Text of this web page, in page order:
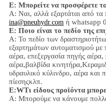
Ε: Μπορείτε να προσφέρετε
Α: Ναι, αλλά εξαρτάται από τα
ina@pneuhydr.com ή whatsapp
Ε: Ποιο είναι το πεδίο της
Α: Το πεδίο των
εξαρτημάτων αυτοματισμού με
αέρα, επεξεργασία πηγής
αέρα,βαλβίδα κινητήρα,
υδραυλικό κύλινδρο, αέρα και
πίεσηςκλπ.
Ε:WΤι είδους προϊόντα
Α: Μπορούμε να κάνουμε